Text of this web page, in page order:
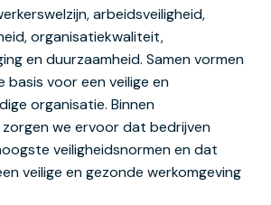
arbeidsveiligheid,
organisatiekwaliteit,
en duurzaamheid. Samen vormen
basis voor een veilige en
organisatie. Binnen
we ervoor dat bedrijven
veiligheidsnormen en dat
veilige en gezonde werkomgeving